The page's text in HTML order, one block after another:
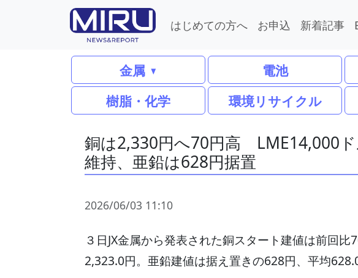
はじめての方へ お申込 新着記事
金属 電池
樹脂・化学
環境リサイクル
銅は2,330円へ70円高 LME14,000ド
維持、亜鉛は628円据置
2026/06/03 11:10
３日JX金属から発表された銅スタート建値は前回
2,323.0円。亜鉛建値は据え置きの628円、平均628.0